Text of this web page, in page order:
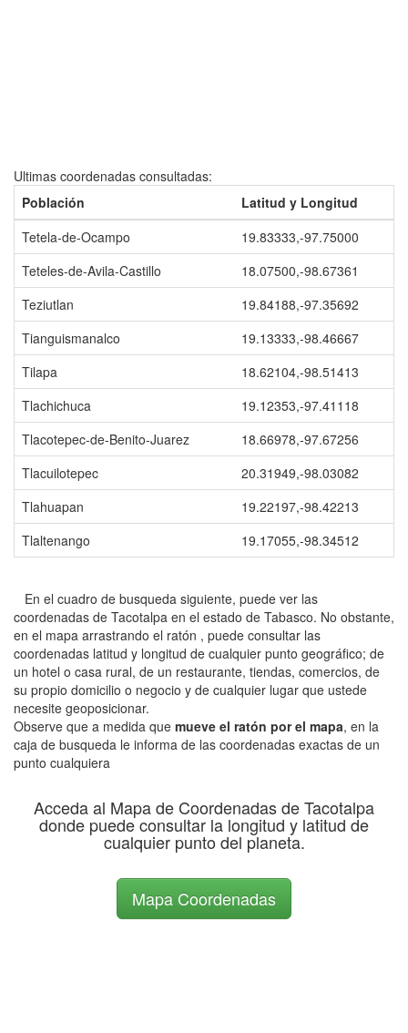
Ultimas coordenadas consultadas:
Población
Latitud y Longitud
Tetela-de-Ocampo
19.83333,-97.75000
Teteles-de-Avila-Castillo
18.07500,-98.67361
Teziutlan
19.84188,-97.35692
Tianguismanalco
19.13333,-98.46667
Tilapa
18.62104,-98.51413
Tlachichuca
19.12353,-97.41118
Tlacotepec-de-Benito-Juarez
18.66978,-97.67256
Tlacuilotepec
20.31949,-98.03082
Tlahuapan
19.22197,-98.42213
Tlaltenango
19.17055,-98.34512
En el cuadro de busqueda siguiente, puede ver las
coordenadas de Tacotalpa en el estado de Tabasco. No obstante,
en el mapa arrastrando el ratón , puede consultar las
coordenadas latitud y longitud de cualquier punto geográfico; de
un hotel o casa rural, de un restaurante, tiendas, comercios, de
su propio domicilio o negocio y de cualquier lugar que ustede
necesite geoposicionar.
Observe que a medida que mueve el ratón por el mapa, en la
caja de busqueda le informa de las coordenadas exactas de un
punto cualquiera
Acceda al Mapa de Coordenadas de Tacotalpa
donde puede consultar la longitud y latitud de
cualquier punto del planeta.
Mapa Coordenadas